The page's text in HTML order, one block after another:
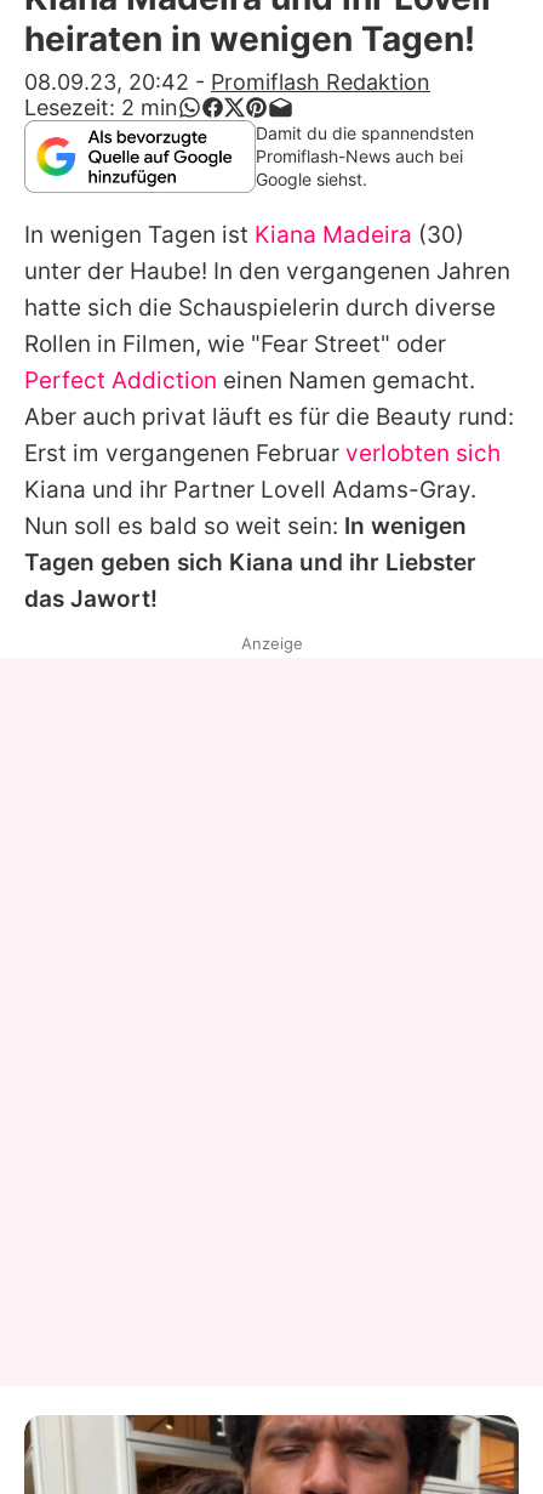
Alle Themen auf Promiflash
Jobs
App runterladen
Team
Redaktionelle Richtlinien
Impressum
Datenschutzerklärung
Nutzungsbedingungen
Utiq verwalten
heiraten in wenigen Tagen!
08.09.23, 20:42 - Promiflash Redaktion
Lesezeit: 2 min
Damit du die spannendsten
Promiflash-News auch bei
Google siehst.
In wenigen Tagen ist Kiana Madeira (30)
unter der Haube! In den vergangenen Jahren
hatte sich die Schauspielerin durch diverse
Rollen in Filmen, wie "Fear Street" oder
Perfect Addiction einen Namen gemacht.
Aber auch privat läuft es für die Beauty rund:
Erst im vergangenen Februar verlobten sich
Kiana und ihr Partner Lovell Adams-Gray.
Nun soll es bald so weit sein: In wenigen
Tagen geben sich Kiana und ihr Liebster
das Jawort!
Anzeige